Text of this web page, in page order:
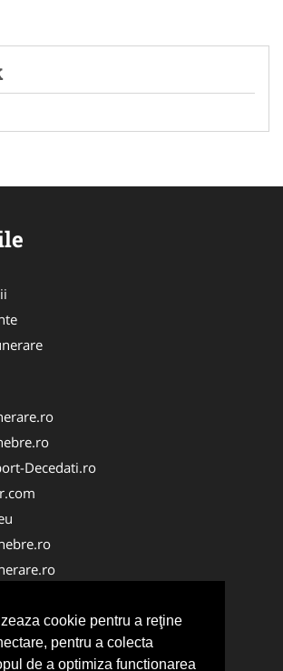
cookie pentru a reţine
pentru a colecta
de a optimiza functionarea
Decedati.ro